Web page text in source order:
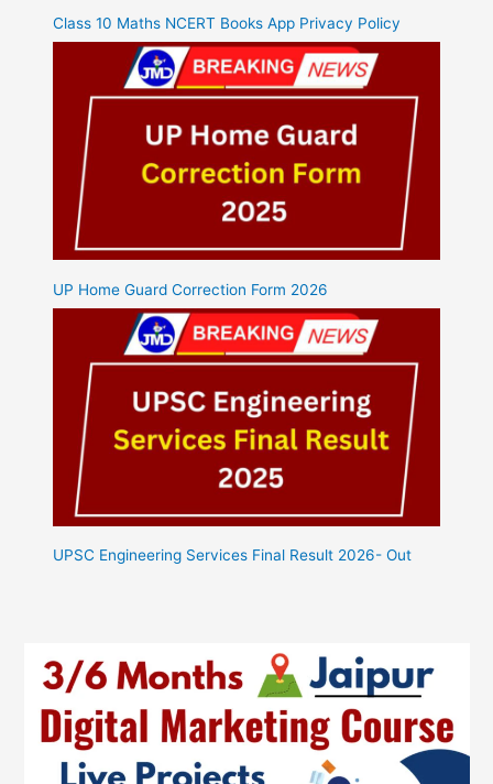
Class 10 Maths NCERT Books App Privacy Policy
UP Home Guard Correction Form 2026
UPSC Engineering Services Final Result 2026- Out